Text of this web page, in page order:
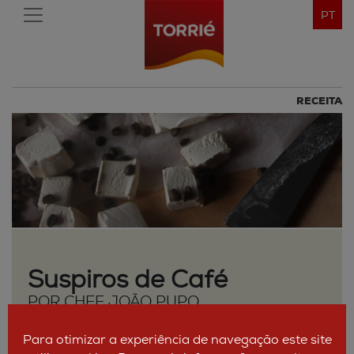
PT
RECEITA
Suspiros de Café
POR CHEF JOÃO PUPO
Para otimizar a experiência de navegação este site